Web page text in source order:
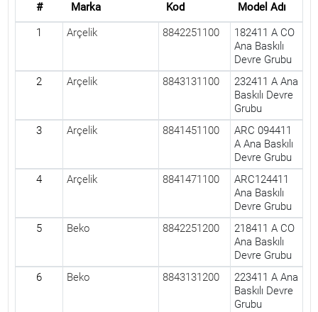
# Marka Kod
Model Adı
1
Arçelik 8842251100
182411 A CO
Ana Baskılı
Devre Grubu
2
Arçelik 8843131100
232411 A Ana
Baskılı Devre
Grubu
3
Arçelik 8841451100
ARC 094411
A Ana Baskılı
Devre Grubu
4
Arçelik 8841471100
ARC124411
Ana Baskılı
Devre Grubu
5
Beko 8842251200
218411 A CO
Ana Baskılı
Devre Grubu
6
Beko 8843131200
223411 A Ana
Baskılı Devre
Grubu